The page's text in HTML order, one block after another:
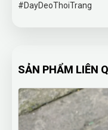
#DayDeoThoiTrang
SẢN PHẨM LIÊN